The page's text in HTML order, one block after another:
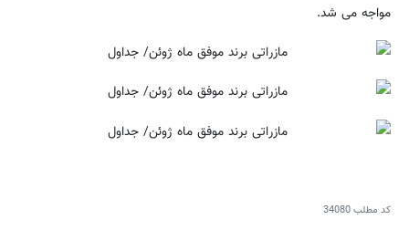
مواجه می شد.
کد مطلب34080